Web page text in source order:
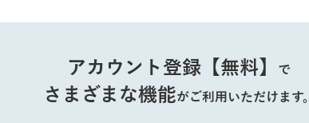
アカウント登録【無料】 で
さまざまな機能がご利用いただけます。